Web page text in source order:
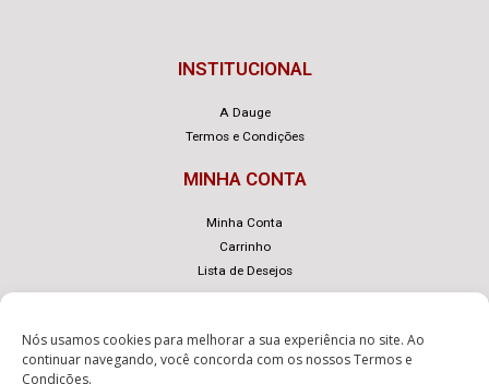
Nós usamos cookies para melhorar a sua experiência no site. Ao
continuar navegando, você concorda com os nossosTermos e
Condições.
INSTITUCIONAL
A Dauge
Termos e Condições
MINHA CONTA
Minha Conta
Carrinho
Lista de Desejos